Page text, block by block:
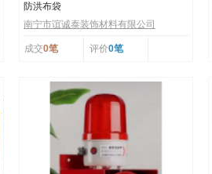
防洪布袋
南宁市谊诚泰装饰材料有限公司
成交0笔 评价0笔